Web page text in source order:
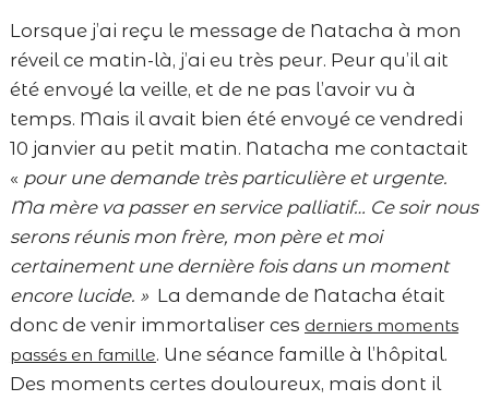
Lorsque j’ai reçu le message de Natacha à mon
réveil ce matin-là, j’ai eu très peur. Peur qu’il ait
été envoyé la veille, et de ne pas l’avoir vu à
temps. Mais il avait bien été envoyé ce vendredi
10 janvier au petit matin. Natacha me contactait
« pour une demande très particulière et urgente.
Ma mère va passer en service palliatif… Ce soir nous
serons réunis mon frère, mon père et moi
certainement une dernière fois dans un moment
encore lucide. » La demande de Natacha était
donc de venir immortaliser ces derniers moments
passés en famille. Une séance famille à l’hôpital.
Des moments certes douloureux, mais dont il